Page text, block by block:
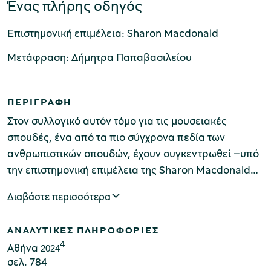
Μουσείο Μαρμαροτεχνίας
Μουσείο Περιβάλλοντος Στυμφαλίας
Μουσείο Αργυροτεχνίας
Ένας πλήρης οδηγός
Επιστημονική επιμέλεια: Sharon Macdonald
Μετάφραση: Δήμητρα Παπαβασιλείου
ΠΕΡΙΓΡΑΦΗ
Στον συλλογικό αυτόν τόμο για τις μουσειακές
σπουδές, ένα από τα πιο σύγχρονα πεδία των
ανθρωπιστικών σπουδών, έχουν συγκεντρωθεί –υπό
την επιστημονική επιμέλεια της Sharon Macdonald–
με ευρύτητα τα επιμέρους ζητήματα του μουσείου.
πτυχές που περικλείει η έννοια και η λειτουργία του
μουσείου, τις τελευταίες κατευθύνσεις της
μουσειολογικής εφαρμογής, τη χρήση σύγχρονων
Διαβάστε περισσότερα
ΑΝΑΛΥΤΙΚΕΣ ΠΛΗΡΟΦΟΡΙΕΣ
Aθήνα 20244
σελ. 784